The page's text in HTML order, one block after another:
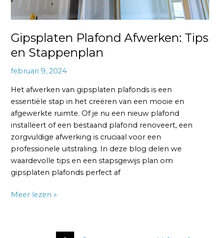
Gipsplaten Plafond Afwerken: Tips
en Stappenplan
februari 9, 2024
Het afwerken van gipsplaten plafonds is een
essentiële stap in het creëren van een mooie en
afgewerkte ruimte. Of je nu een nieuw plafond
installeert of een bestaand plafond renoveert, een
zorgvuldige afwerking is cruciaal voor een
professionele uitstraling. In deze blog delen we
waardevolle tips en een stapsgewijs plan om
gipsplaten plafonds perfect af
Meer lezen »